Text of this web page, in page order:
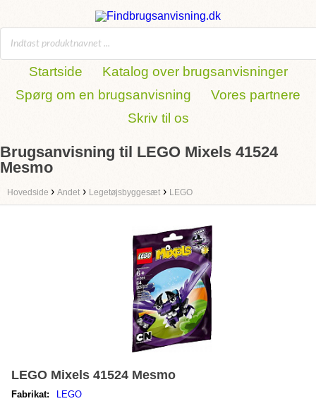
Startside
Katalog over brugsanvisninger
Spørg om en brugsanvisning
Vores partnere
Skriv til os
Brugsanvisning til LEGO Mixels 41524
Mesmo
Hovedside › Andet › Legetøjsbyggesæt › LEGO
LEGO Mixels 41524 Mesmo
Fabrikat:
LEGO